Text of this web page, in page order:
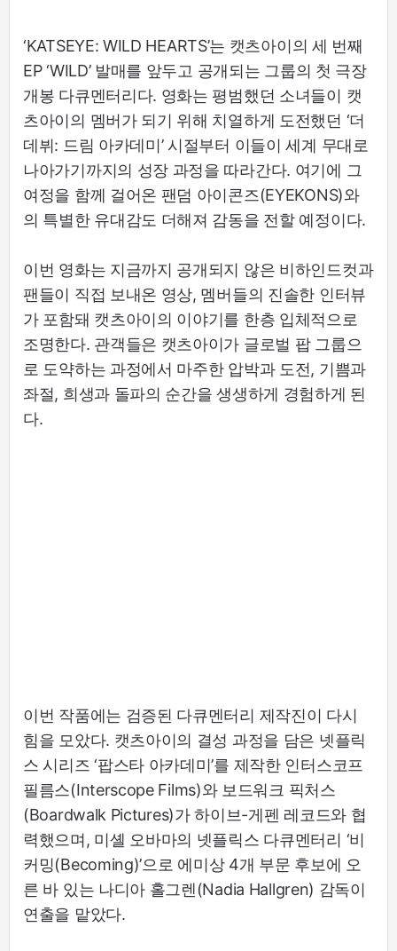
‘KATSEYE: WILD HEARTS’는 캣츠아이의 세 번째
EP ‘WILD’ 발매를 앞두고 공개되는 그룹의 첫 극장
개봉 다큐멘터리다. 영화는 평범했던 소녀들이 캣
츠아이의 멤버가 되기 위해 치열하게 도전했던 ‘더
데뷔: 드림 아카데미’ 시절부터 이들이 세계 무대로
나아가기까지의 성장 과정을 따라간다. 여기에 그
여정을 함께 걸어온 팬덤 아이콘즈(EYEKONS)와
의 특별한 유대감도 더해져 감동을 전할 예정이다.
이번 영화는 지금까지 공개되지 않은 비하인드컷과
팬들이 직접 보내온 영상, 멤버들의 진솔한 인터뷰
가 포함돼 캣츠아이의 이야기를 한층 입체적으로
조명한다. 관객들은 캣츠아이가 글로벌 팝 그룹으
로 도약하는 과정에서 마주한 압박과 도전, 기쁨과
좌절, 희생과 돌파의 순간을 생생하게 경험하게 된
다.
이번 작품에는 검증된 다큐멘터리 제작진이 다시
힘을 모았다. 캣츠아이의 결성 과정을 담은 넷플릭
스 시리즈 ‘팝스타 아카데미’를 제작한 인터스코프
필름스(Interscope Films)와 보드워크 픽처스
(Boardwalk Pictures)가 하이브-게펜 레코드와 협
력했으며, 미셸 오바마의 넷플릭스 다큐멘터리 ‘비
커밍(Becoming)’으로 에미상 4개 부문 후보에 오
른 바 있는 나디아 홀그렌(Nadia Hallgren) 감독이
연출을 맡았다.